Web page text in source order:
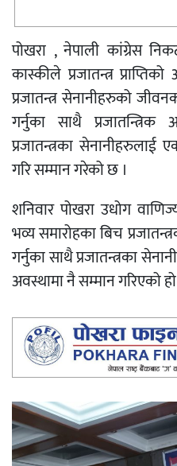
पोखरा , नेपाली कांग्रेस
कास्कीले प्रजातन्त्र
प्रजातन्त्र सेनानीहरुको
गर्नुका साथै प्रजातन्त्रिक
प्रजातन्त्रका सेनानीहरुलाई
गरि सम्मान गरेको छ ।
शनिवार पोखरा उधोग
भव्य समारोहका बिच
गर्नुका साथै प्रजातन्त्रका
अवस्थामा नै सम्मान गरिएको